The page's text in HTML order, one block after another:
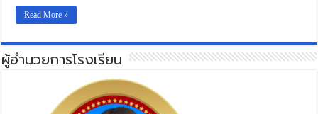
Read More »
ผู้อำนวยการโรงเรียน